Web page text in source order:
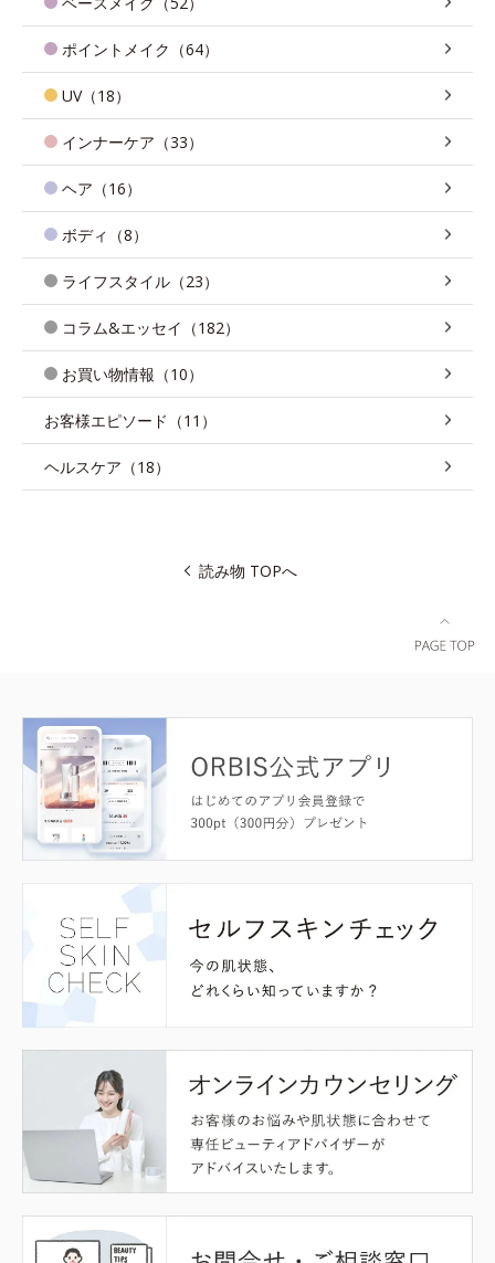
ポイントメイク（64）
UV（18）
インナーケア（33）
ヘア（16）
ボディ（8）
ライフスタイル（23）
コラム&エッセイ（182）
お買い物情報（10）
お客様エピソード（11）
ヘルスケア（18）
読み物 TOPへ